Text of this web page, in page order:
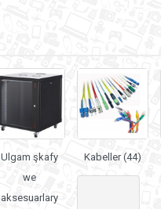
Ulgam şkafy
we
aksesuarlary
Kabeller (44)